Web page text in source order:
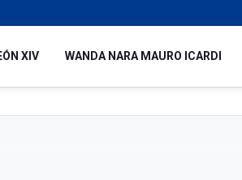
XIV WANDA NARA MAURO ICARDI
como cualquiera”